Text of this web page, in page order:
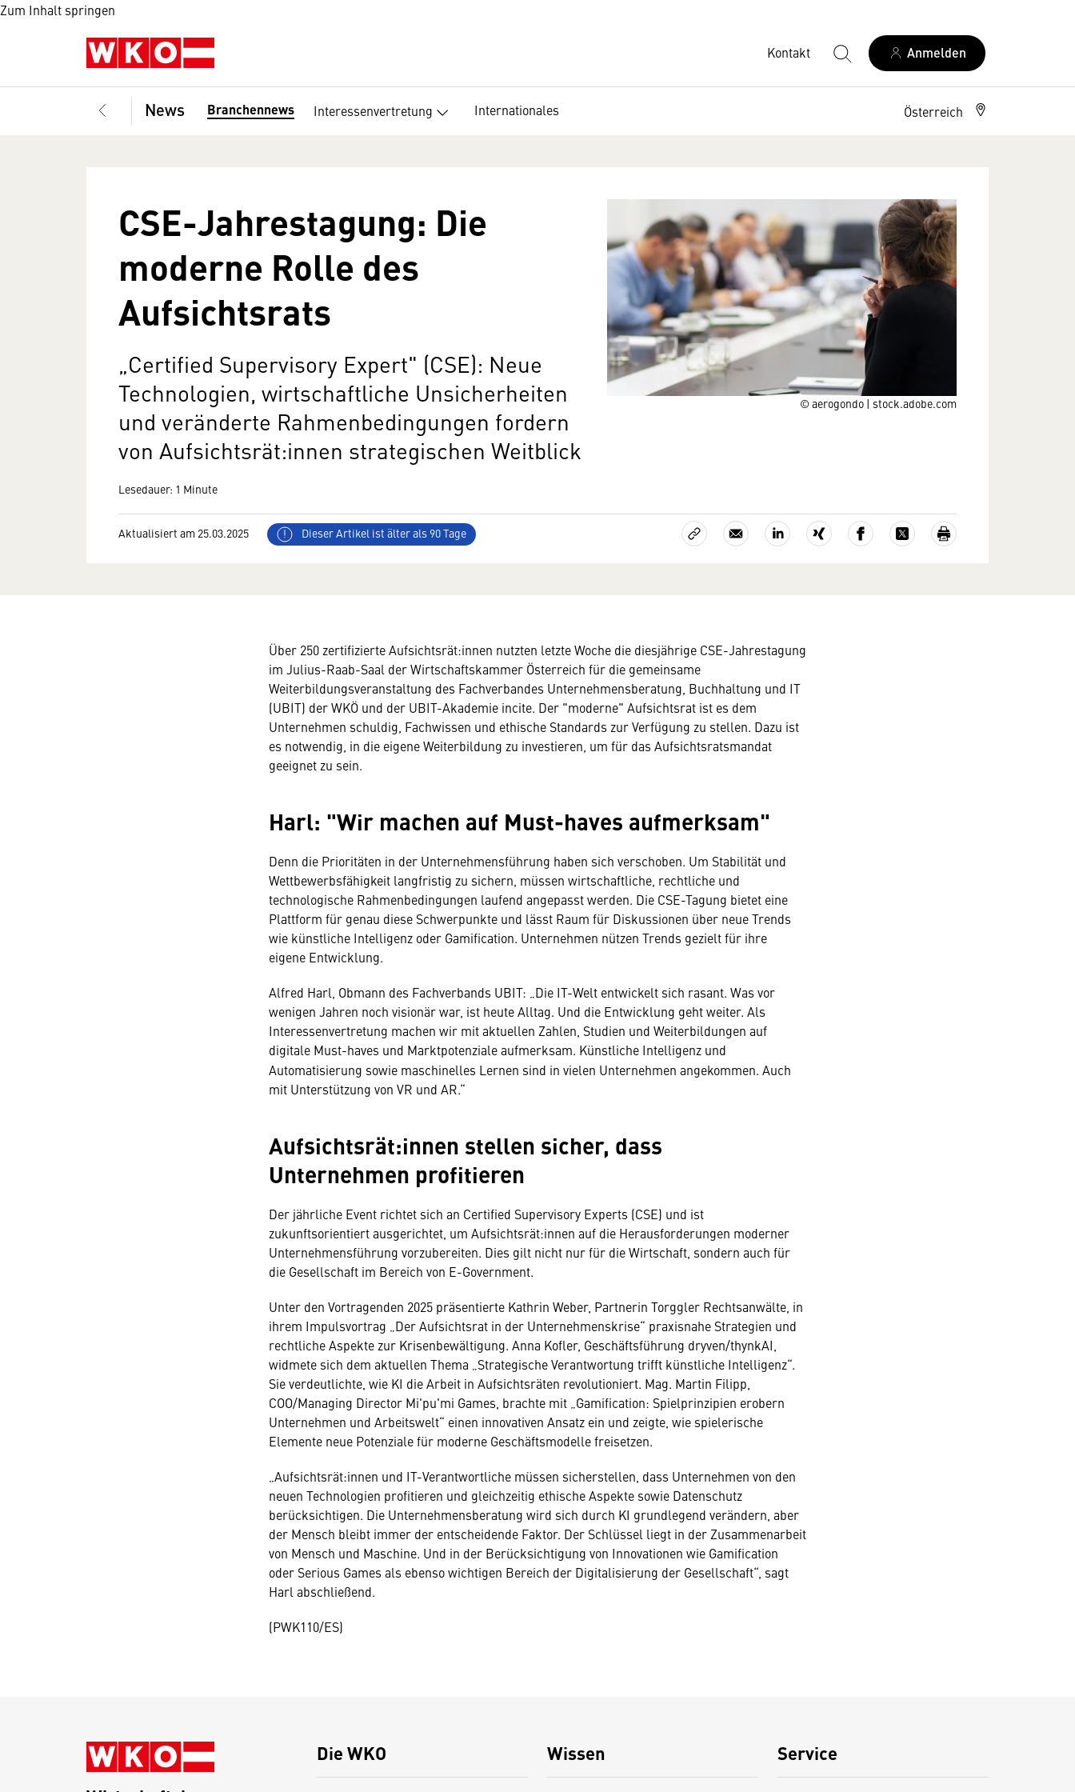
Zum Inhalt springen
Kontakt Anmelden
News Branchennews Interessenvertretung Internationales Österreich
© aerogondo | stock.adobe.com
CSE-Jahrestagung: Die
moderne Rolle des
Aufsichtsrats
„Certified Supervisory Expert" (CSE): Neue
Technologien, wirtschaftliche Unsicherheiten
und veränderte Rahmenbedingungen fordern
von Aufsichtsrät:innen strategischen Weitblick
Lesedauer: 1 Minute
Aktualisiert am 25.03.2025 Dieser Artikel ist älter als 90 Tage
Über 250 zertifizierte Aufsichtsrät:innen nutzten letzte Woche die diesjährige CSE-Jahrestagung
im Julius-Raab-Saal der Wirtschaftskammer Österreich für die gemeinsame
Weiterbildungsveranstaltung des Fachverbandes Unternehmensberatung, Buchhaltung und IT
(UBIT) der WKÖ und der UBIT-Akademie incite. Der "moderne" Aufsichtsrat ist es dem
Unternehmen schuldig, Fachwissen und ethische Standards zur Verfügung zu stellen. Dazu ist
es notwendig, in die eigene Weiterbildung zu investieren, um für das Aufsichtsratsmandat
geeignet zu sein.
Harl: "Wir machen auf Must-haves aufmerksam"
Denn die Prioritäten in der Unternehmensführung haben sich verschoben. Um Stabilität und
Wettbewerbsfähigkeit langfristig zu sichern, müssen wirtschaftliche, rechtliche und
technologische Rahmenbedingungen laufend angepasst werden. Die CSE-Tagung bietet eine
Plattform für genau diese Schwerpunkte und lässt Raum für Diskussionen über neue Trends
wie künstliche Intelligenz oder Gamification. Unternehmen nützen Trends gezielt für ihre
eigene Entwicklung.
Alfred Harl, Obmann des Fachverbands UBIT: „Die IT-Welt entwickelt sich rasant. Was vor
wenigen Jahren noch visionär war, ist heute Alltag. Und die Entwicklung geht weiter. Als
Interessenvertretung machen wir mit aktuellen Zahlen, Studien und Weiterbildungen auf
digitale Must-haves und Marktpotenziale aufmerksam. Künstliche Intelligenz und
Automatisierung sowie maschinelles Lernen sind in vielen Unternehmen angekommen. Auch
mit Unterstützung von VR und AR.“
Aufsichtsrät:innen stellen sicher, dass
Unternehmen profitieren
Der jährliche Event richtet sich an Certified Supervisory Experts (CSE) und ist
zukunftsorientiert ausgerichtet, um Aufsichtsrät:innen auf die Herausforderungen moderner
Unternehmensführung vorzubereiten. Dies gilt nicht nur für die Wirtschaft, sondern auch für
die Gesellschaft im Bereich von E-Government.
Unter den Vortragenden 2025 präsentierte Kathrin Weber, Partnerin Torggler Rechtsanwälte, in
ihrem Impulsvortrag „Der Aufsichtsrat in der Unternehmenskrise“ praxisnahe Strategien und
rechtliche Aspekte zur Krisenbewältigung. Anna Kofler, Geschäftsführung dryven/thynkAI,
widmete sich dem aktuellen Thema „Strategische Verantwortung trifft künstliche Intelligenz“.
Sie verdeutlichte, wie KI die Arbeit in Aufsichtsräten revolutioniert. Mag. Martin Filipp,
COO/Managing Director Mi'pu'mi Games, brachte mit „Gamification: Spielprinzipien erobern
Unternehmen und Arbeitswelt“ einen innovativen Ansatz ein und zeigte, wie spielerische
Elemente neue Potenziale für moderne Geschäftsmodelle freisetzen.
„Aufsichtsrät:innen und IT-Verantwortliche müssen sicherstellen, dass Unternehmen von den
neuen Technologien profitieren und gleichzeitig ethische Aspekte sowie Datenschutz
berücksichtigen. Die Unternehmensberatung wird sich durch KI grundlegend verändern, aber
der Mensch bleibt immer der entscheidende Faktor. Der Schlüssel liegt in der Zusammenarbeit
von Mensch und Maschine. Und in der Berücksichtigung von Innovationen wie Gamification
oder Serious Games als ebenso wichtigen Bereich der Digitalisierung der Gesellschaft“, sagt
Harl abschließend.
(PWK110/ES)
Die WKO Wissen Service